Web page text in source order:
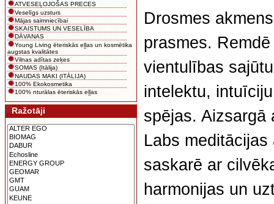
ATVESEĻOJOŠAS PRECES
Veselīgs uzsturs
Mājas saimniecībai
SKAISTUMS UN VESELĪBA
DĀVANAS
Young Living ēteriskās eļļas un kosmētika
augstas kvalitātes
Vilnas adītas zeķes
SOMAS (Itālija)
NAUDAS MAKI (ITĀLIJA)
100% Ekokosmetika
100% nturālas ēteriskās eļļas
Ražotāji
Drosmes
prasmes.
vientulības
intelektu,
spējas. Aizsargā
Labs
saskarē ar
harmonijas un